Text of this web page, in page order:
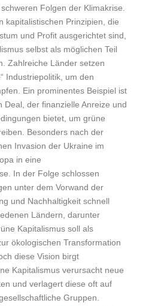
Folgen der Klimakrise.
kapitalistischen Prinzipien, die
und Profit ausgerichtet sind,
selbst als möglichen Teil
Zahlreiche Länder setzen
Industriepolitik, um den
Ein prominentes Beispiel ist
Deal , der finanzielle Anreize und
bietet, um grüne
Besonders nach der
Invasion der Ukraine im
in eine
In der Folge schlossen
unter dem Vorwand der
und Nachhaltigkeit schnell
Ländern, darunter
Kapitalismus soll als
ökologischen Transformation
diese Vision birgt
Kapitalismus verursacht neue
und verlagert diese oft auf
Gruppen.